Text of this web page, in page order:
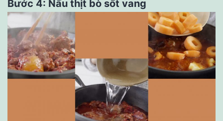
Bước 4: Nấu thịt bò sốt vang